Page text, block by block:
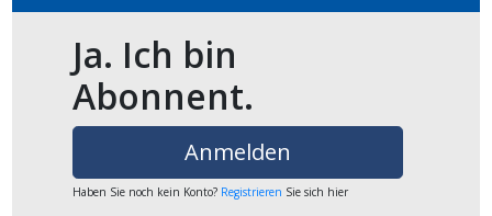
Ja. Ich bin
Abonnent.
Anmelden
Haben Sie noch kein Konto? Registrieren Sie sich hier